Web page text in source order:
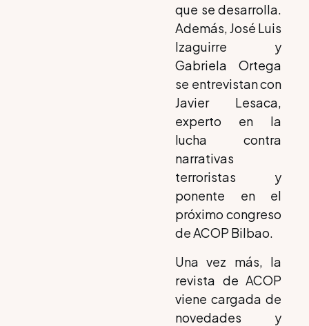
que se desarrolla.
Además, José Luis
Izaguirre y
Gabriela Ortega
se entrevistan con
Javier Lesaca,
experto en la
lucha contra
narrativas
terroristas y
ponente en el
próximo congreso
de ACOP Bilbao.
Una vez más, la
revista de ACOP
viene cargada de
novedades y